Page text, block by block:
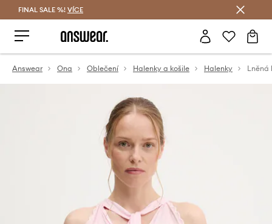
FINAL SALE %! VÍCE
Answear Ona Oblečení Halenky a košile Halenky Lněná